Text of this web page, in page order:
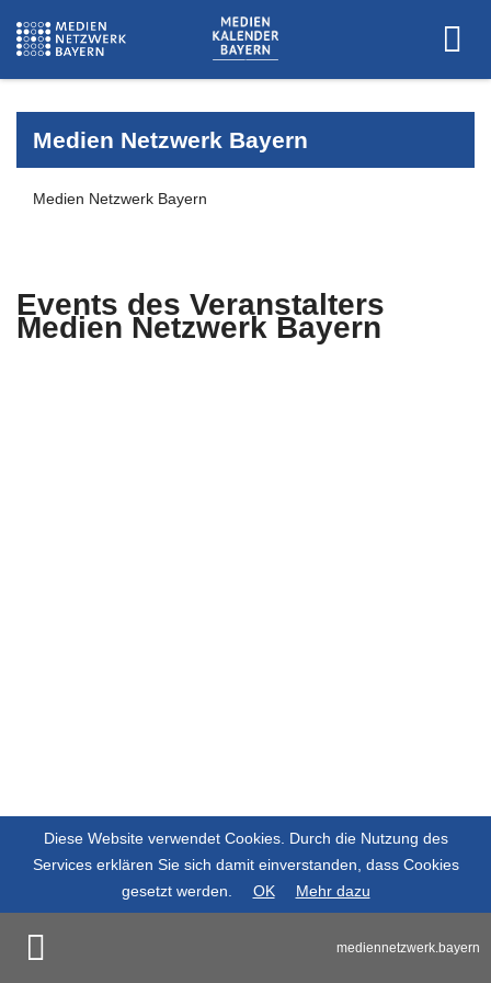
Medien Netzwerk Bayern
Medien Netzwerk Bayern
Events des Veranstalters
Medien Netzwerk Bayern
mediennetzwerk.bayern
Diese Website verwendet Cookies. Durch die Nutzung des
Services erklären Sie sich damit einverstanden, dass Cookies
gesetzt werden.
OK Mehr dazu